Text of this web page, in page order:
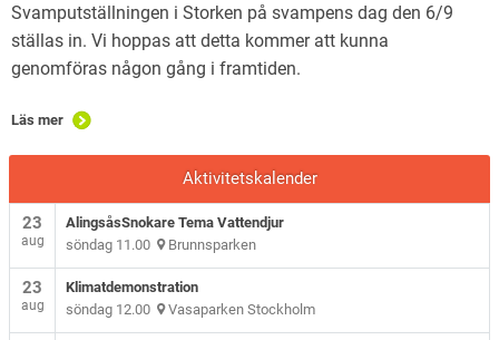
Svamputställningen i Storken på svampens dag den 6/9
ställas in. Vi hoppas att detta kommer att kunna
genomföras någon gång i framtiden.
Läs mer
Aktivitetskalender
23
aug
AlingsåsSnokare Tema Vattendjur
söndag 11.00 Brunnsparken
23
aug
Klimatdemonstration
söndag 12.00 Vasaparken Stockholm